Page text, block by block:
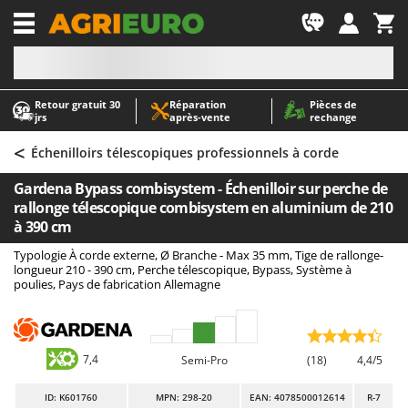
Retour gratuit 30
jrs
Réparation
après‑vente
Pièces de
rechange
-1
A
Abris de jardin
Accessoires pour tracteurs tondeuses autoportés
Aérateurs Scarificateurs pour gazon
Arracheuses de pommes de terre pour tracteur
Aspirateurs - Balais Électriques
Aspirateurs à cendres
Aspirateurs à feuilles sur roues
Aspirateurs Multifonctions
Atomiseurs agricoles pour tracteurs
Atomiseurs pour traitements
A
AgriEuro Premium
AgriEuro TOP-LINE
AGT
Aima
Airmec
AL-KO
Alce
Alpina
Ama
< Échenilloirs télescopiques professionnels à corde
Gardena Bypass combisystem - Échenilloir sur perche de
rallonge télescopique combisystem en aluminium de 210
à 390 cm
Typologie À corde externe, Ø Branche - Max 35 mm, Tige de rallonge-
longueur 210 - 390 cm, Perche télescopique, Bypass, Système à
poulies, Pays de fabrication Allemagne
7,4 Semi-Pro (18) 4,4/5
ID: K601760 MPN: 298-20 EAN: 4078500012614 R-7